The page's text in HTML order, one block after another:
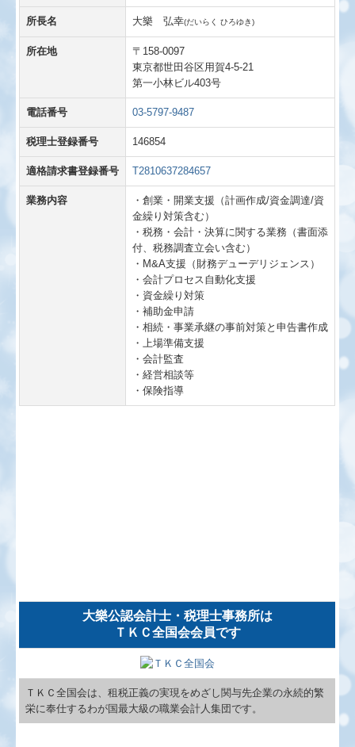
所長名 大樂 弘幸(だいらく ひろゆき)
所在地
〒158-0097
東京都世田谷区用賀4-5-21
第一小林ビル403号
電話番号 03-5797-9487
税理士登録番号 146854
適格請求書登録番号 T2810637284657
業務内容
・創業・開業支援（計画作成/資金調達/資
金繰り対策含む）
・税務・会計・決算に関する業務（書面添
付、税務調査立会い含む）
・M&A支援（財務デューデリジェンス）
・会計プロセス自動化支援
・資金繰り対策
・補助金申請
・相続・事業承継の事前対策と申告書作成
・上場準備支援
・会計監査
・経営相談等
・保険指導
大樂公認会計士・税理士事務所は
ＴＫＣ全国会会員です
ＴＫＣ全国会は、租税正義の実現をめざし関与先企業の永続的繁
栄に奉仕するわが国最大級の職業会計人集団です。